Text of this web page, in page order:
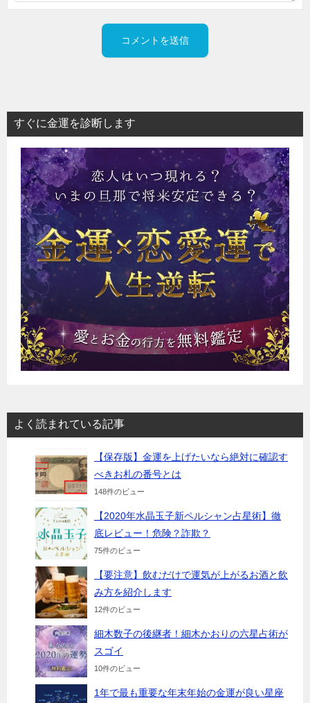
すぐに金運を診断します
よく読まれている記事
【保存版】金運を上げたいなら絶対に確認す
べきお札の番号とは
148件のビュー
【2020年水晶玉子新ペルシャン占星術】徹
底レビュー！危険？詐欺？
75件のビュー
【要注意】飲むだけで運気が上がるお酒と飲
み方を紹介します
12件のビュー
細木数子の後継者！細木かおりの六星占術が
スゴイ
10件のビュー
1年で最も重要な年末年始の金運が良い星座